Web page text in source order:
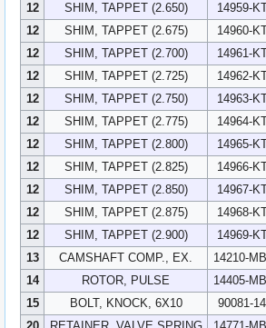
12
SHIM, TAPPET (2.650)
14959-
12
SHIM, TAPPET (2.675)
14960-
12
SHIM, TAPPET (2.700)
14961-
12
SHIM, TAPPET (2.725)
14962-
12
SHIM, TAPPET (2.750)
14963-
12
SHIM, TAPPET (2.775)
14964-
12
SHIM, TAPPET (2.800)
14965-
12
SHIM, TAPPET (2.825)
14966-
12
SHIM, TAPPET (2.850)
14967-
12
SHIM, TAPPET (2.875)
14968-
12
SHIM, TAPPET (2.900)
14969-
13
CAMSHAFT COMP., EX.
14210-
14
ROTOR, PULSE
14405-
15
BOLT, KNOCK, 6X10
90081-